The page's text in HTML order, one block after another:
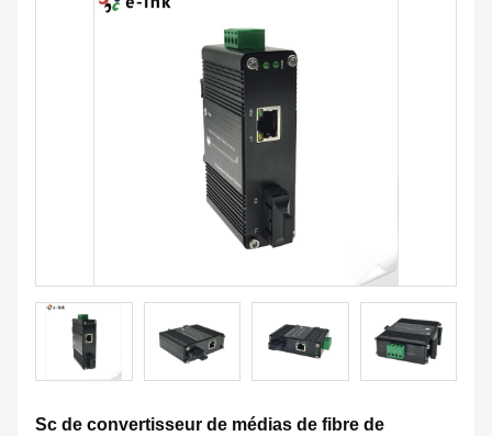
Sc de convertisseur de médias de fibre de